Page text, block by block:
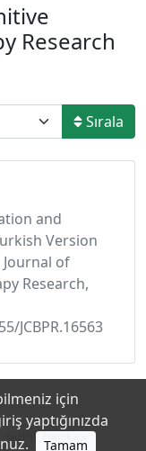
Research
Sırala
and
Version
of
Research,
JCBPR.16563
Gizlilik Politikası
için
yaptığınızda
Tamam